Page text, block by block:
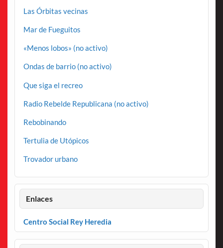
Las Órbitas vecinas
Mar de Fueguitos
«Menos lobos» (no activo)
Ondas de barrio (no activo)
Que siga el recreo
Radio Rebelde Republicana (no activo)
Rebobinando
Tertulia de Utópicos
Trovador urbano
Enlaces
Centro Social Rey Heredia